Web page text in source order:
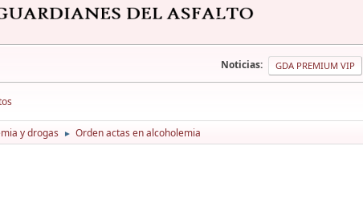
Noticias: GDA PREMIUM VIP
y drogas ► Orden actas en alcoholemia